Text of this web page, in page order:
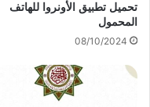
تحميل تطبيق الأونروا للهاتف
المحمول
08/10/2024